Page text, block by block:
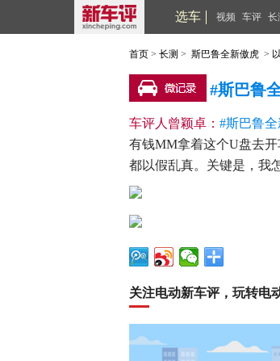
选车 视频 车评 长
首页 > 长测 > 斯巴鲁全新傲虎 >
#斯巴鲁
车评人曾颖卓： #斯巴鲁
有钱MM拿着这个U盘去
都以假乱真。关键是，我
关注电动新车评，玩转电